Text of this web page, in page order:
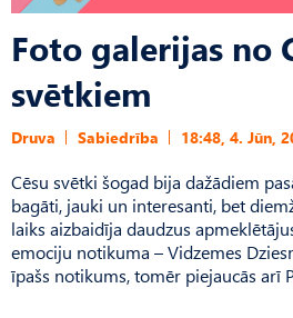
Foto galerijas no
svētkiem
Druva Sabiedrība 18:48, 4. Jūn,
Cēsu svētki šogad bija dažādiem
bagāti, jauki un interesanti, bet
laiks aizbaidīja daudzus
emociju notikuma – Vidzemes
īpašs notikums, tomēr piejaucās arī